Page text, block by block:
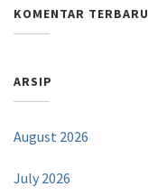
KOMENTAR TERBARU
ARSIP
August 2026
July 2026